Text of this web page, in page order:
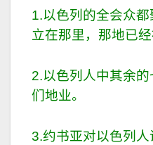
1.以色列的全会众
立在那里，那地已经
2.以色列人中其余
们地业。
3.约书亚对以色列